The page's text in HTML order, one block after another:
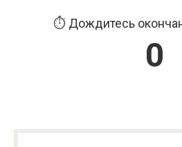
Понравилась статья?